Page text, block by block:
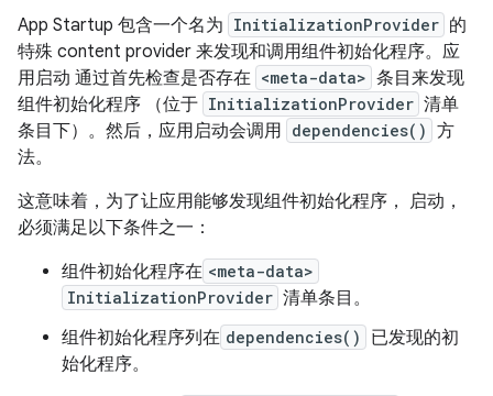
App Startup 包含一个名为 InitializationProvider 的
特殊 content provider 来发现和调用组件初始化程序。应
用启动 通过首先检查是否存在 <meta-data> 条目来发现
组件初始化程序 （位于 InitializationProvider 清单
条目下）。然后，应用启动会调用 dependencies() 方
法。
这意味着，为了让应用能够发现组件初始化程序， 启动，
必须满足以下条件之一：
组件初始化程序在 <meta-data>
InitializationProvider 清单条目。
组件初始化程序列在 dependencies()
已发现的初
始化程序。